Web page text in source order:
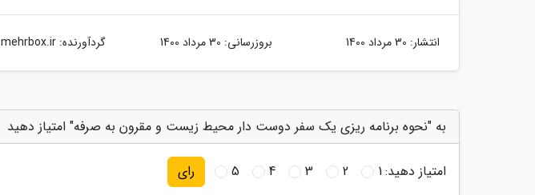
انتشار: 30 مرداد 1400 بروزرسانی: 30 مرداد 1400 گردآورنده:mehrbox.ir
به "نحوه برنامه ریزی یک سفر دوست دار محیط زیست و مقرون به صرفه" امتیاز دهید
امتیاز دهید:1
2
3
4
5 رای